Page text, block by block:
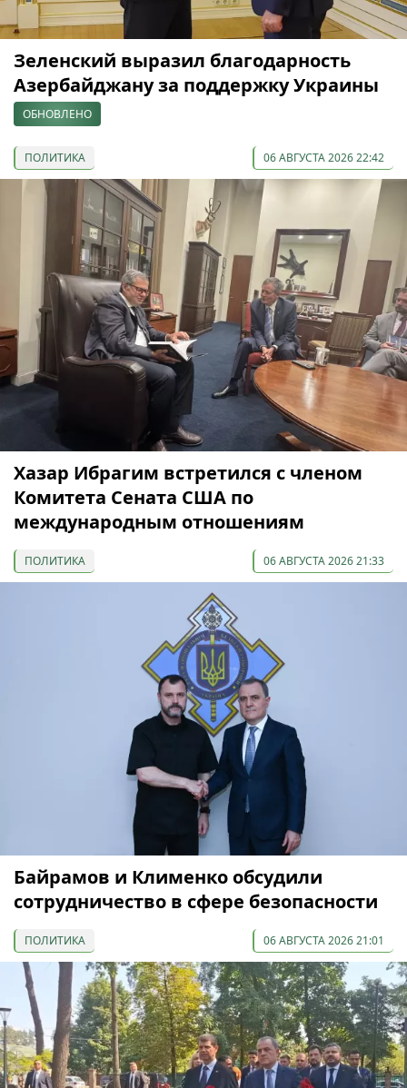
Зеленский выразил благодарность
Азербайджану за поддержку Украины
ОБНОВЛЕНО
ПОЛИТИКА 06 АВГУСТА 2026 22:42
Хазар Ибрагим встретился с членом
Комитета Сената США по
международным отношениям
ПОЛИТИКА 06 АВГУСТА 2026 21:33
Байрамов и Клименко обсудили
сотрудничество в сфере безопасности
ПОЛИТИКА 06 АВГУСТА 2026 21:01